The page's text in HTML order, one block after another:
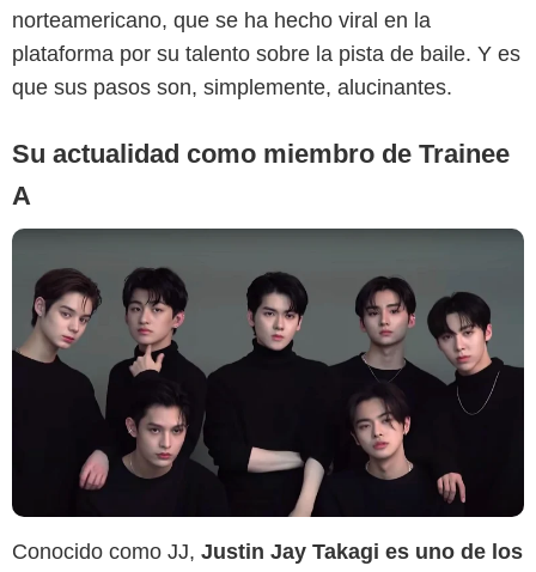
norteamericano, que se ha hecho viral en la
plataforma por su talento sobre la pista de baile. Y es
que sus pasos son, simplemente, alucinantes.
Su actualidad como miembro de Trainee
A
Conocido como JJ, Justin Jay Takagi es uno de los
Google